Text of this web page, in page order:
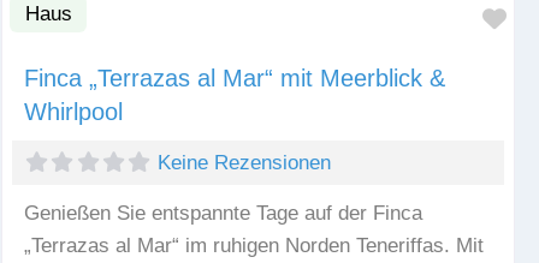
Haus
Finca „Terrazas al Mar“ mit Meerblick &
Whirlpool
Keine Rezensionen
Genießen Sie entspannte Tage auf der Finca
„Terrazas al Mar“ im ruhigen Norden Teneriffas. Mit